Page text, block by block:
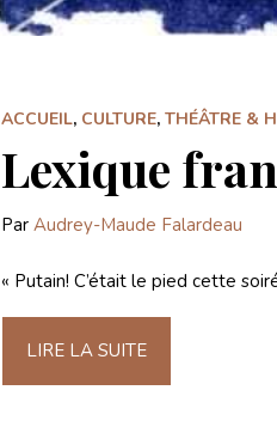
ACCUEIL, CULTURE, THÉÂTRE &
Lexique
Par Audrey-Maude Falardeau
« Putain! C’était le pied cette
LIRE LA SUITE